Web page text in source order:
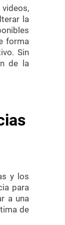
la
forma
Sin
de la
y los
para
a una
de